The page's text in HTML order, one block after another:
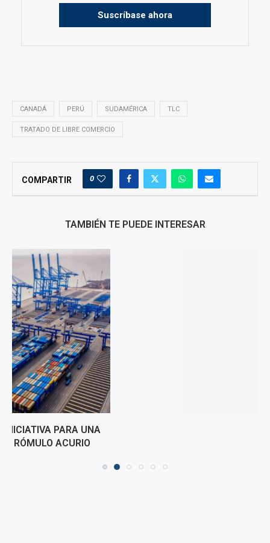
Suscríbase ahora
CANADÁ PERÚ SUDAMÉRICA TLC
TRATADO DE LIBRE COMERCIO
COMPARTIR 0
TAMBIÉN TE PUEDE INTERESAR